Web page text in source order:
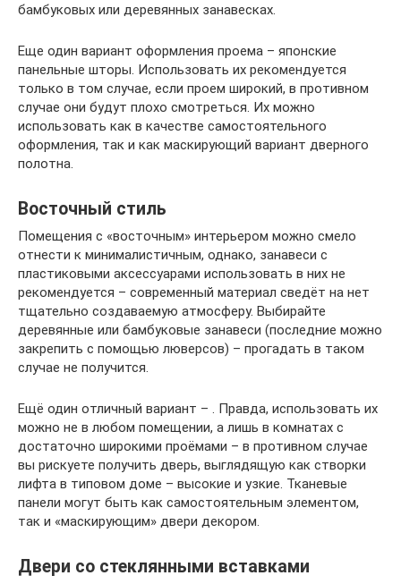
бамбуковых или деревянных занавесках.
Еще один вариант оформления проема – японские
панельные шторы. Использовать их рекомендуется
только в том случае, если проем широкий, в противном
случае они будут плохо смотреться. Их можно
использовать как в качестве самостоятельного
оформления, так и как маскирующий вариант дверного
полотна.
Восточный стиль
Помещения с «восточным» интерьером можно смело
отнести к минималистичным, однако, занавеси с
пластиковыми аксессуарами использовать в них не
рекомендуется – современный материал сведёт на нет
тщательно создаваемую атмосферу. Выбирайте
деревянные или бамбуковые занавеси (последние можно
закрепить с помощью люверсов) – прогадать в таком
случае не получится.
Ещё один отличный вариант – . Правда, использовать их
можно не в любом помещении, а лишь в комнатах с
достаточно широкими проёмами – в противном случае
вы рискуете получить дверь, выглядящую как створки
лифта в типовом доме – высокие и узкие. Тканевые
панели могут быть как самостоятельным элементом,
так и «маскирующим» двери декором.
Двери со стеклянными вставками